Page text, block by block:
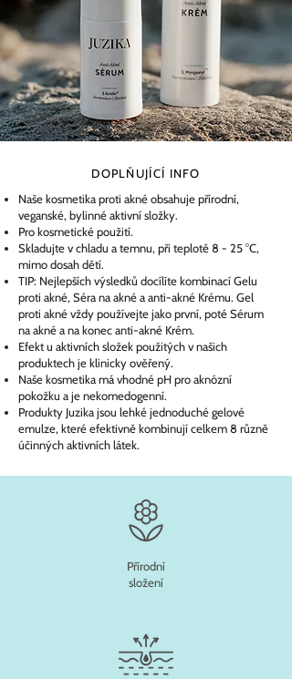
DOPLŇUJÍCÍ INFO
Naše kosmetika proti akné obsahuje přírodní,
veganské, bylinné aktivní složky.
Pro kosmetické použití.
Skladujte v chladu a temnu, při teplotě 8 - 25 °C,
mimo dosah dětí.
TIP: Nejlepších výsledků docílíte kombinací Gelu
proti akné, Séra na akné a anti-akné Krému. Gel
proti akné vždy používejte jako první, poté Sérum
na akné a na konec anti-akné Krém.
Efekt u aktivních složek použitých v našich
produktech je klinicky ověřený.
Naše kosmetika má vhodné pH pro aknózní
pokožku a je nekomedogenní.
Produkty Juzika jsou lehké jednoduché gelové
emulze, které efektivně kombinují celkem 8 různě
účinných aktivních látek.
Přírodní
složení